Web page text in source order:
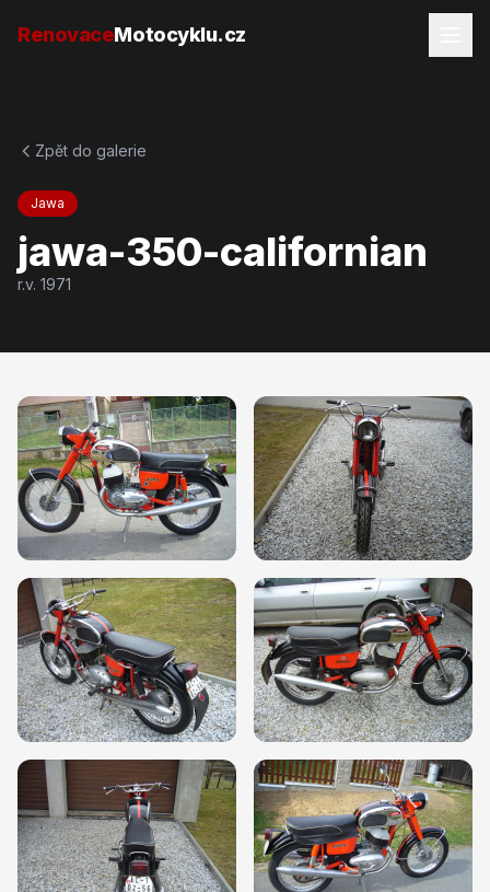
RenovaceMotocyklu.cz
Zpět do galerie
Jawa
jawa-350-californian
r.v. 1971